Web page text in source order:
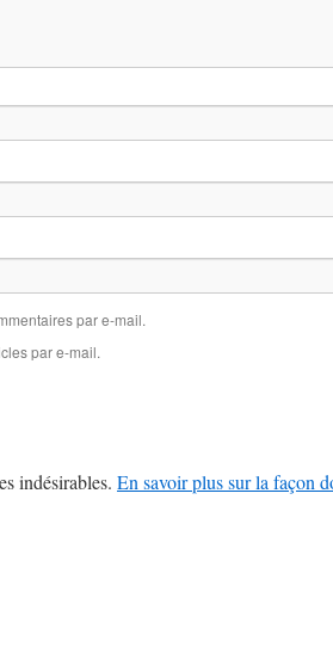
par e-mail.
par e-mail.
indésirables. En savoir plus sur la façon